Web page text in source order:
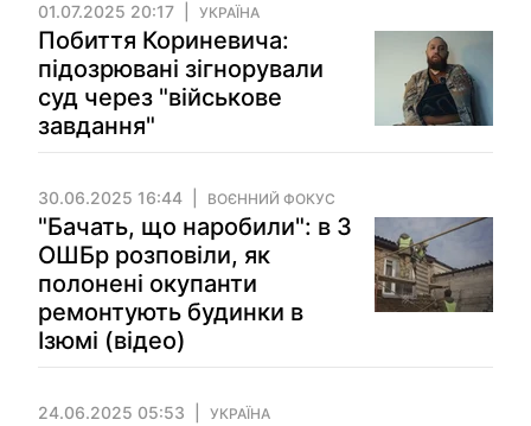
01.07.2025 20:17 УКРАЇНА
Побиття Кориневича:
підозрювані зігнорували
суд через "військове
завдання"
30.06.2025 16:44 ВОЄННИЙ ФОКУС
"Бачать, що наробили": в 3
ОШБр розповіли, як
полонені окупанти
ремонтують будинки в
Ізюмі (відео)
24.06.2025 05:53 УКРАЇНА